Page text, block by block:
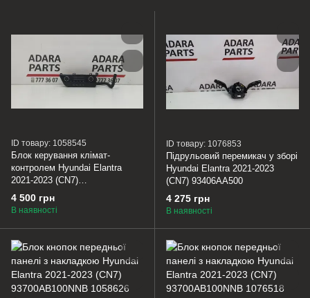
ID товару: 1058545
Блок керування клімат-
контролем Hyundai Elantra
2021-2023 (CN7)
97250AA400LS5
4 500 грн
В наявності
ID товару: 1076853
Підрульовий перемикач у зборі
Hyundai Elantra 2021-2023
(CN7) 93406AA500
4 275 грн
В наявності